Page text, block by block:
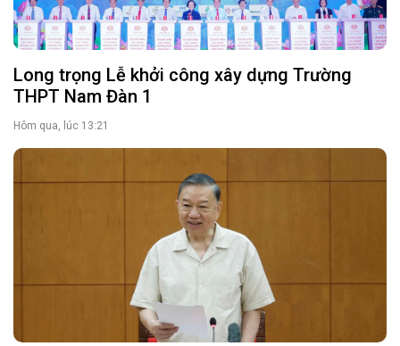
Long trọng Lễ khởi công xây dựng Trường
THPT Nam Đàn 1
Hôm qua, lúc 13:21